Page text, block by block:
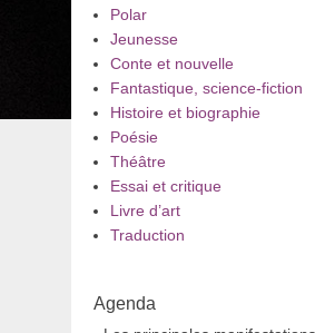
Polar
Jeunesse
Conte et nouvelle
Fantastique, science-fiction
Histoire et biographie
Poésie
Théâtre
Essai et critique
Livre d’art
Traduction
Agenda